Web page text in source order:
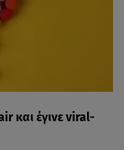
και έγινε viral-